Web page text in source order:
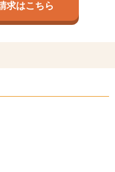
求はこちら